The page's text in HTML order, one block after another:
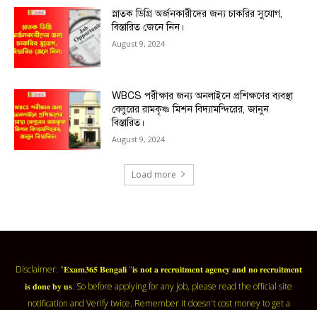
স্নাতক ডিগ্রি অর্জনকারীদের জন্য চাকরির সুযোগ,
বিস্তারিত জেনে নিন।
August 9, 2024
WBCS পরীক্ষার জন্য অনলাইনে প্রশিক্ষণের ব্যবস্থা
বেলুরের রামকৃষ্ণ মিশন বিদ্যামন্দিরের, জানুন
বিস্তারিত।
August 9, 2024
Load more
Disclaimer: "𝐄𝐱𝐚𝐦𝟑𝟔𝟓 𝐁𝐞𝐧𝐠𝐚𝐥𝐢 "𝐢𝐬 𝐧𝐨𝐭 𝐚 𝐫𝐞𝐜𝐫𝐮𝐢𝐭𝐦𝐞𝐧𝐭 𝐚𝐠𝐞𝐧𝐜𝐲 𝐚𝐧𝐝 𝐧𝐨 𝐫𝐞𝐜𝐫𝐮𝐢𝐭𝐦𝐞𝐧𝐭
𝐢𝐬 𝐝𝐨𝐧𝐞 𝐛𝐲 𝐮𝐬. So before applying for any job, please read the official site
notification and Verify twice. Remember it doesn't cost money to get a